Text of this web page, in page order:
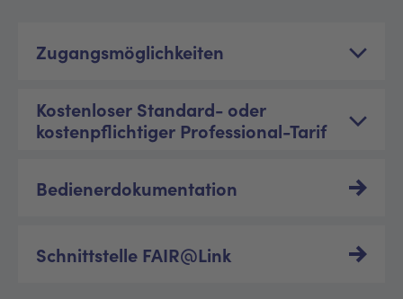
Zugangsmöglichkeiten
Kostenloser Standard- oder
kostenpflichtiger Professional-Tarif
Bedienerdokumentation
Schnittstelle FAIR@Link